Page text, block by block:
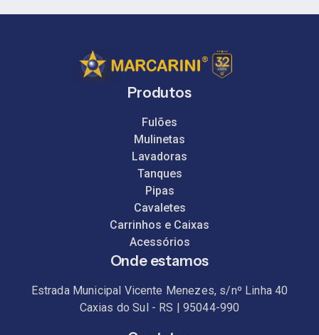
Produtos
Fulões
Mulinetas
Lavadoras
Tanques
Pipas
Cavaletes
Carrinhos e Caixas
Acessórios
Onde estamos
Estrada Municipal Vicente Menezes, s/nº Linha 40
Caxias do Sul - RS | 95044-990